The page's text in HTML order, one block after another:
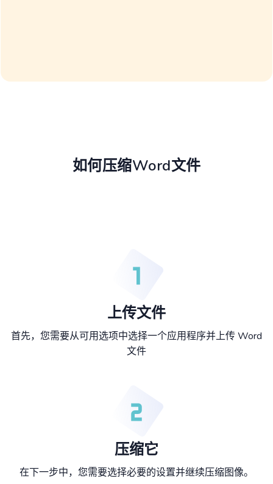
如何压缩Word文件
上传文件
首先，您需要从可用选项中选择一个应用程序并上传 Word
文件
压缩它
在下一步中，您需要选择必要的设置并继续压缩图像。